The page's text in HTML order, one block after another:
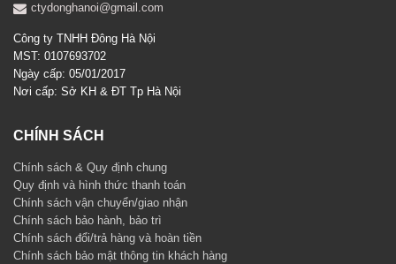
ctydonghanoi@gmail.com
Công ty TNHH Đông Hà Nội
MST: 0107693702
Ngày cấp: 05/01/2017
Nơi cấp: Sở KH & ĐT Tp Hà Nội
CHÍNH SÁCH
Chính sách & Quy định chung
Quy định và hình thức thanh toán
Chính sách vận chuyển/giao nhận
Chính sách bảo hành, bảo trì
Chính sách đổi/trả hàng và hoàn tiền
Chính sách bảo mật thông tin khách hàng